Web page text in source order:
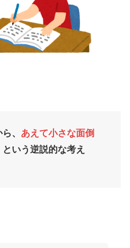
、 あえて小さな面倒
という逆説的な考え